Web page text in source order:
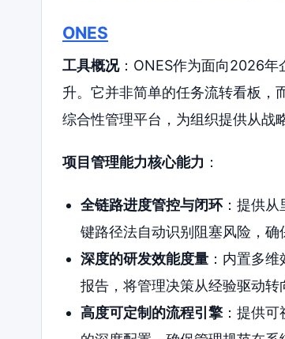
ONES
工具概况：ONES作为面向2026年
升。它并非简单的任务流转看板，
综合性管理平台，为组织提供从战
项目管理能力核心能力 ：
全链路进度管控与闭环：提供从
键路径法自动识别阻塞风险，确
深度的研发效能度量：内置多维
报告，将管理决策从经验驱动转
高度可定制的流程引擎：提供可